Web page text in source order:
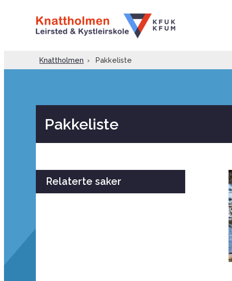
Knattholmen › Pakkeliste
Pakkeliste
Relaterte saker